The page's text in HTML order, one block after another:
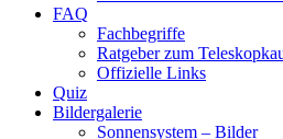
FAQ
Fachbegriffe
Ratgeber zum
Offizielle Links
Quiz
Bildergalerie
Sonnensystem – Bilder